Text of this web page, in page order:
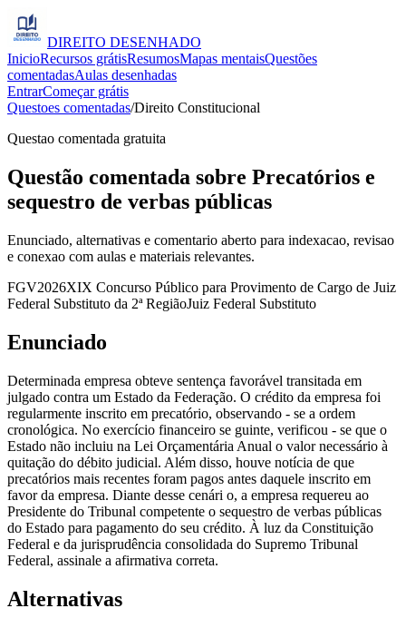
DIREITO DESENHADO
InicioRecursos grátisResumosMapas mentaisQuestões
comentadasAulas desenhadas
EntrarComeçar grátis
Questoes comentadas/Direito Constitucional
Questao comentada gratuita
Questão comentada sobre Precatórios e
sequestro de verbas públicas
Enunciado, alternativas e comentario aberto para indexacao, revisao
e conexao com aulas e materiais relevantes.
FGV2026XIX Concurso Público para Provimento de Cargo de Juiz
Federal Substituto da 2ª RegiãoJuiz Federal Substituto
Enunciado
Determinada empresa obteve sentença favorável transitada em
julgado contra um Estado da Federação. O crédito da empresa foi
regularmente inscrito em precatório, observando - se a ordem
cronológica. No exercício financeiro se guinte, verificou - se que o
Estado não incluiu na Lei Orçamentária Anual o valor necessário à
quitação do débito judicial. Além disso, houve notícia de que
precatórios mais recentes foram pagos antes daquele inscrito em
favor da empresa. Diante desse cenári o, a empresa requereu ao
Presidente do Tribunal competente o sequestro de verbas públicas
do Estado para pagamento do seu crédito. À luz da Constituição
Federal e da jurisprudência consolidada do Supremo Tribunal
Federal, assinale a afirmativa correta.
Alternativas